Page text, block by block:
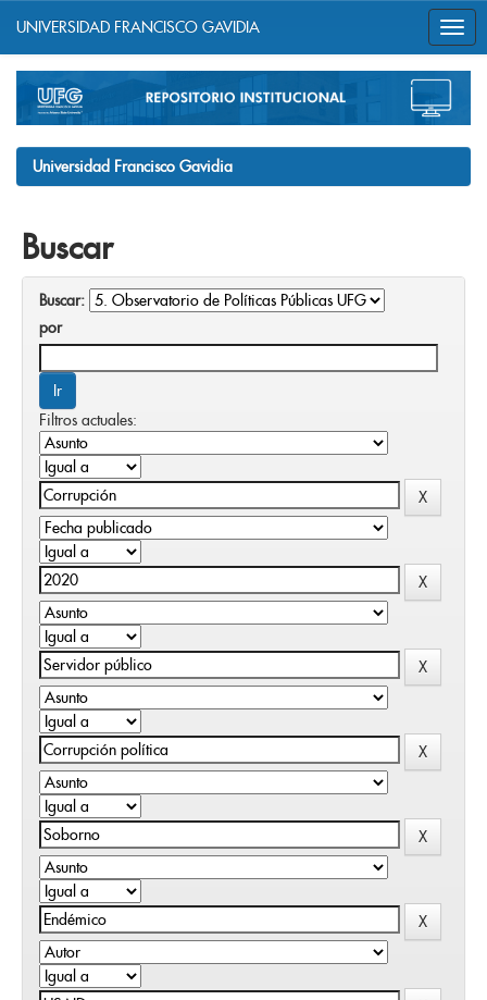
navigation
UNIVERSIDAD FRANCISCO GAVIDIA
Universidad Francisco Gavidia
Buscar
Buscar:
por
Filtros actuales: